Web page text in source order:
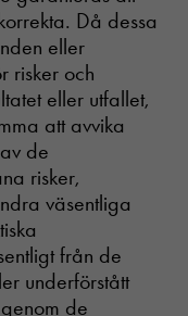
Då dessa
eller
risker och
eller utfallet,
att avvika
de
risker,
väsentliga
från de
underförstått
de